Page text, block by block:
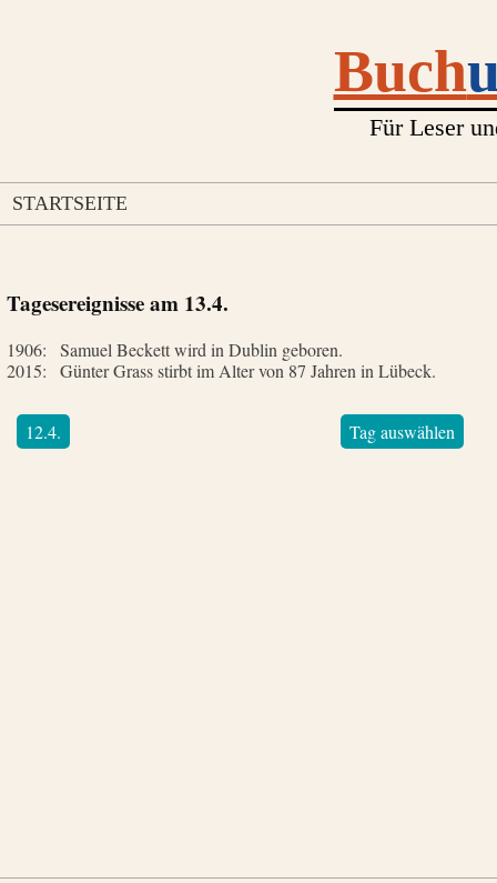
Buch
Für Leser
STARTSEITE
Tagesereignisse am 13.4.
1906:
Samuel Beckett wird in Dublin geboren.
2015:
Günter Grass stirbt im Alter von 87 Jahren in Lübeck.
12.4. Tag auswählen